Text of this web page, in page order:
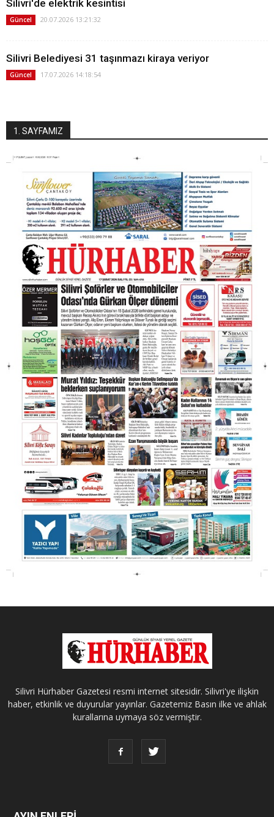
Silivri'de elektrik kesintisi
Güncel 20.07.2026 13:21:32
Silivri Belediyesi 31 taşınmazı kiraya veriyor
Güncel 17.07.2026 14:18:54
1. SAYFAMIZ
Silivri Hürhaber Gazetesi resmi internet sitesidir. Silivri'ye ilişkin
haber, etkinlik ve duyurular yayınlar. Gazetemiz Basın ilke ve ahlak
kurallarına uymaya söz vermiştir.